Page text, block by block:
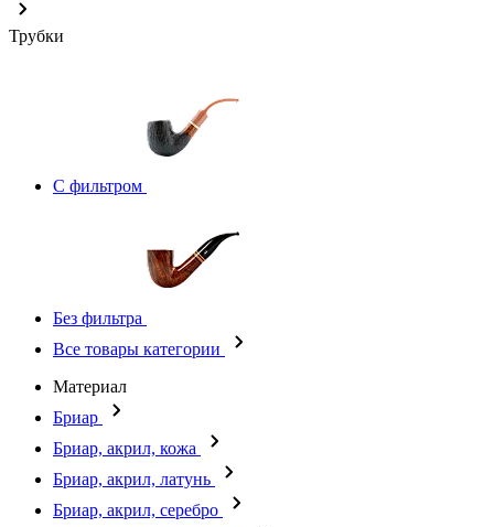
Трубки
С фильтром
Без фильтра
Все товары категории
Материал
Бриар
Бриар, акрил, кожа
Бриар, акрил, латунь
Бриар, акрил, серебро